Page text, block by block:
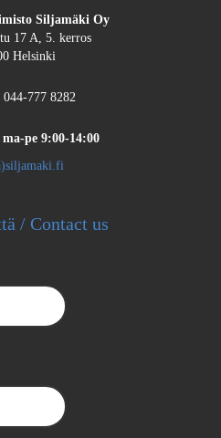
Siljamäki Oy
17 A, 5. kerros
Helsinki
044-777 8282
ma-pe 9:00-14:00
/ Contact us